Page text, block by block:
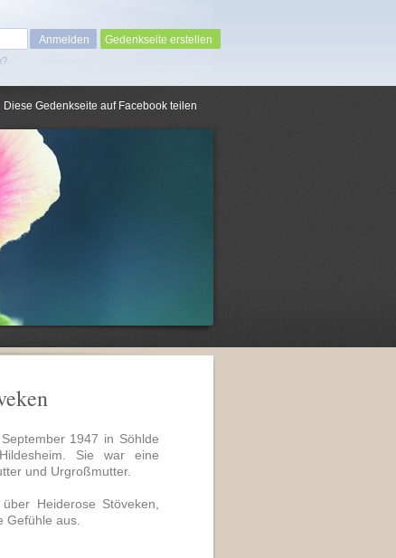
Gedenkseite erstellen
Diese Gedenkseite auf Facebook teilen
1947 in Söhlde
Sie war eine
und Urgroßmutter.
Heiderose Stöveken,
Gefühle aus.